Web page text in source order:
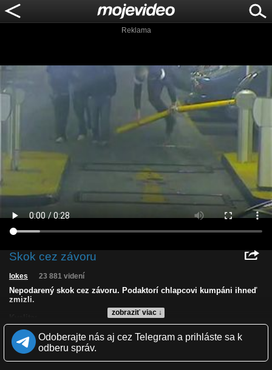
Reklama
Skok cez závoru
zobraziť viac ↓
lokes 23 881 videní
Nepodarený skok cez závoru. Podaktorí chlapcovi kumpáni ihneď
zmizli.
Zverejnené: 25.9.2008 12:56
Páči sa: 91% (11 hlasov)
Obľúbené: 10
Komentárov: 20
Odoberajte nás aj cez Telegram a prihláste sa k
odberu správ.